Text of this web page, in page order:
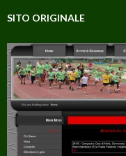
SITO ORIGINALE